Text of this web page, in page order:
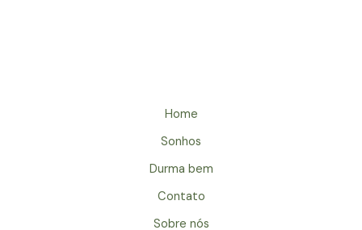
Home
Sonhos
Durma bem
Contato
Sobre nós